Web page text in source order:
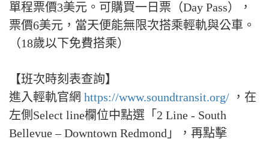
單程票價3美元。可購買一日票（Day Pass），
票價6美元，當天便能無限次搭乘輕軌與公車。
（18歲以下免費搭乘）
【班次時刻表查詢】
進入輕軌官網 https://www.soundtransit.org/ ，在
左側Select line欄位中點選「2 Line - South
Bellevue – Downtown Redmond」，再點擊